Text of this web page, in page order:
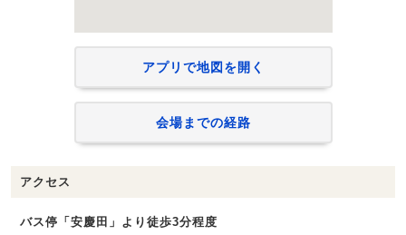
アプリで地図を開く
会場までの経路
アクセス
バス停「安慶田」より徒歩3分程度